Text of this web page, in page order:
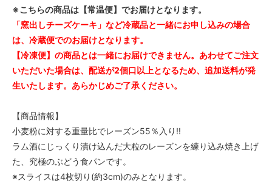
※こちらの商品は【常温便】でお届けとなります。
「窯出しチーズケーキ」など冷蔵品と一緒にお申し込みの場合
は、冷蔵便でのお届けとなります。
【冷凍便】の商品とは一緒にお届けできません。あわせてご注文
いただいた場合は、配送が2個口以上となるため、追加送料が発
生いたします。あらかじめご了承ください。
【商品情報】
小麦粉に対する重量比でレーズン55％入り!!
ラム酒にじっくり漬け込んだ大粒のレーズンを練り込み焼き上げ
た、究極のぶどう食パンです。
※スライスは4枚切り(約3cm)のみとなります。